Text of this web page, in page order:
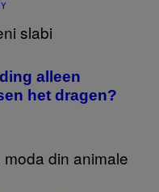
alleen
het dragen?